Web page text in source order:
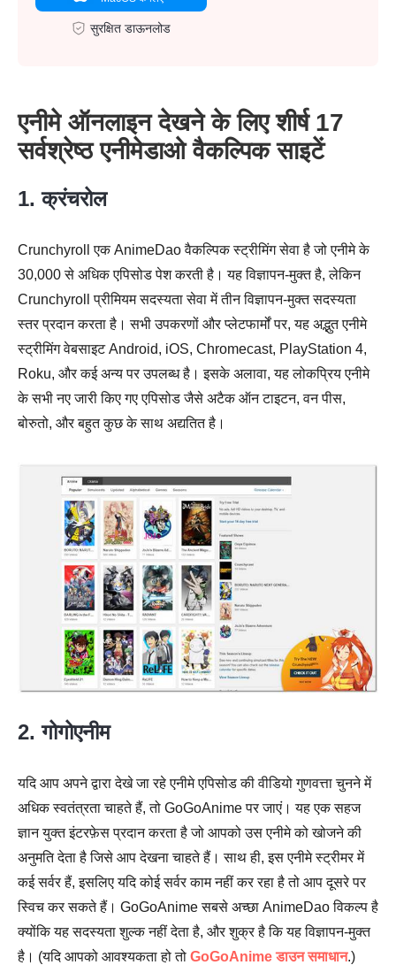
सुरक्षित डाऊनलोड
एनीमे ऑनलाइन देखने के लिए शीर्ष 17
सर्वश्रेष्ठ एनीमेडाओ वैकल्पिक साइटें
1. क्रंचरोल
Crunchyroll एक AnimeDao वैकल्पिक स्ट्रीमिंग सेवा है जो एनीमे के
30,000 से अधिक एपिसोड पेश करती है। यह विज्ञापन-मुक्त है, लेकिन
Crunchyroll प्रीमियम सदस्यता सेवा में तीन विज्ञापन-मुक्त सदस्यता
स्तर प्रदान करता है। सभी उपकरणों और प्लेटफार्मों पर, यह अद्भुत एनीमे
स्ट्रीमिंग वेबसाइट Android, iOS, Chromecast, PlayStation 4,
Roku, और कई अन्य पर उपलब्ध है। इसके अलावा, यह लोकप्रिय एनीमे
के सभी नए जारी किए गए एपिसोड जैसे अटैक ऑन टाइटन, वन पीस,
बोरुतो, और बहुत कुछ के साथ अद्यतित है।
2. गोगोएनीम
यदि आप अपने द्वारा देखे जा रहे एनीमे एपिसोड की वीडियो गुणवत्ता चुनने में
अधिक स्वतंत्रता चाहते हैं, तो GoGoAnime पर जाएं। यह एक सहज
ज्ञान युक्त इंटरफ़ेस प्रदान करता है जो आपको उस एनीमे को खोजने की
अनुमति देता है जिसे आप देखना चाहते हैं। साथ ही, इस एनीमे स्ट्रीमर में
कई सर्वर हैं, इसलिए यदि कोई सर्वर काम नहीं कर रहा है तो आप दूसरे पर
स्विच कर सकते हैं। GoGoAnime सबसे अच्छा AnimeDao विकल्प है
क्योंकि यह सदस्यता शुल्क नहीं देता है, और शुक्र है कि यह विज्ञापन-मुक्त
है। (यदि आपको आवश्यकता हो तो GoGoAnime डाउन समाधान.)